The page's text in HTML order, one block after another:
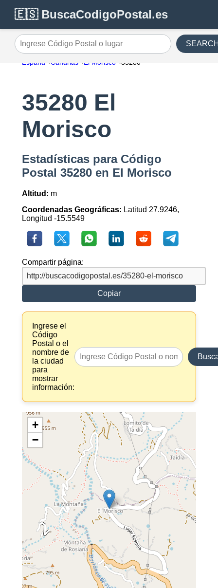
🇪🇸 BuscaCodigoPostal.es
Ingrese Código Postal o lugar
España Canarias El Morisco 35280
35280 El
Morisco
Estadísticas para Código
Postal 35280 en El Morisco
Altitud: m
Coordenadas Geográficas: Latitud 27.9246,
Longitud -15.5549
Compartir página:
Copiar
Ingrese el
Código
Postal o el
nombre de
la ciudad
para
mostrar
información:
+
−